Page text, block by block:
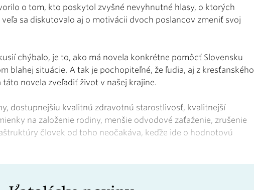
o tom, kto poskytol zvyšné nevyhnutné hlasy, o ktorých
sa diskutovalo aj o motivácii dvoch poslancov zmeniť svoj
chýbalo, je to, ako má novela konkrétne pomôcť Slovensku
blahej situácie. A tak je pochopiteľné, že ľudia, aj z kresťanského
novela zveľadiť život v našej krajine.
dostupnejšiu kvalitnú zdravotnú starostlivosť, kvalitnejší
na založenie rodiny, menšie odvodové zaťaženie, zrušenie
človek od toho neočakáva, keďže ide o hodnotovú